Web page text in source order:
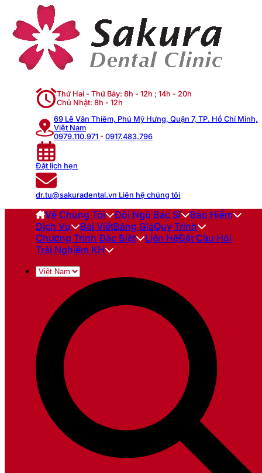
Thứ Hai - Thứ Bảy: 8h - 12h ; 14h - 20h
Chủ Nhật: 8h - 12h
69 Lê Văn Thiêm, Phú Mỹ Hưng, Quận 7, TP. Hồ Chí Minh,
Việt Nam
0979.110.971 - 0917.483.796
Đặt lịch hẹn
dr.tu@sakuradental.vn Liên hệ chúng tôi
Về Chúng Tôi Đội Ngũ Bác Sĩ
Bảo Hiểm
Dịch Vụ
Bài ViếtBảng GiáQuy Trình
Chương Trình Đặc Biệt
Liên HệĐặt Câu Hỏi
Trải Nghiệm KH